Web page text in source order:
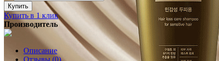
Купить в 1 клик
Производитель
Описание
Отзывы (0)